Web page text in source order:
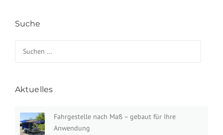
Suche
Aktuelles
Fahrgestelle nach Maß – gebaut für Ihre
Anwendung